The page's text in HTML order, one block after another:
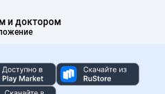
и доктором